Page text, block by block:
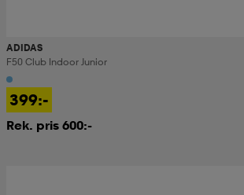
ADIDAS
F50 Club Indoor Junior
399:-
Rek. pris 600:-